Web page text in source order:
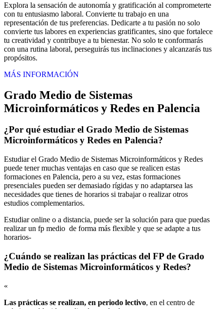
Explora la sensación de autonomía y gratificación al comprometerte
con tu entusiasmo laboral. Convierte tu trabajo en una
representación de tus preferencias. Dedicarte a tu pasión no solo
convierte tus labores en experiencias gratificantes, sino que fortalece
tu creatividad y contribuye a tu bienestar. No solo te conformarás
con una rutina laboral, perseguirás tus inclinaciones y alcanzarás tus
propósitos.
MÁS INFORMACIÓN
Grado Medio de Sistemas
Microinformáticos y Redes en Palencia
¿Por qué estudiar el Grado Medio de Sistemas
Microinformáticos y Redes en Palencia?
Estudiar el Grado Medio de Sistemas Microinformáticos y Redes
puede tener muchas ventajas en caso que se realicen estas
formaciones en Palencia, pero a su vez, estas formaciones
presenciales pueden ser demasiado rígidas y no adaptarsea las
necesidades que tienes de horarios si trabajar o realizar otros
estudios complementarios.
Estudiar online o a distancia, puede ser la solución para que puedas
realizar un fp medio de forma más flexible y que se adapte a tus
horarios-
¿Cuándo se realizan las prácticas del FP de Grado
Medio de Sistemas Microinformáticos y Redes?
«
Las prácticas se realizan, en periodo lectivo, en el centro de